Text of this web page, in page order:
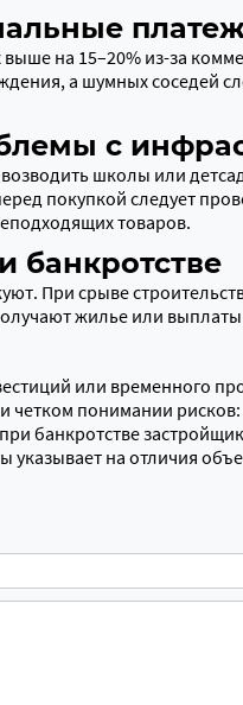
на 15–20% из-за
а шумных соседей
с
школы или
покупкой следует
товаров.
банкротстве
При срыве
жилье или
или временного
четком понимании
банкротстве
на отличия